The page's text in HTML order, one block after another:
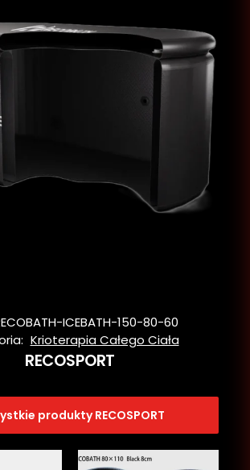
ICEBATH-150-80-60
Krioterapia Całego Ciała
RECOSPORT
produkty RECOSPORT